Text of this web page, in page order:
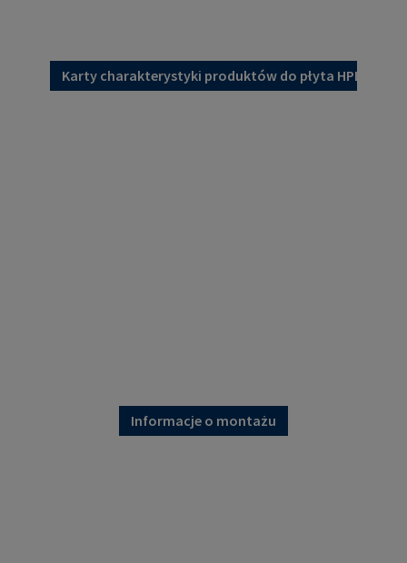
Karty charakterystyki produktów do płyta HPL/
Informacje o montażu